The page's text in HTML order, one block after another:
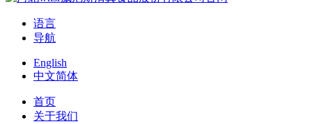
语言
导航
English
中文简体
首页
关于我们